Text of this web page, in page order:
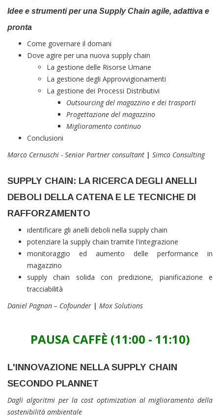
Idee e strumenti per una Supply Chain agile, adattiva e
pronta
Come governare il domani
Dove agire per una nuova supply chain
La gestione delle Risorse Umane
La gestione degli Approvvigionamenti
La gestione dei Processi Distributivi
Outsourcing del magazzino e dei trasporti
Progettazione del magazzino
Miglioramento continuo
Conclusioni
Marco Cernuschi - Senior Partner consultant | Simco Consulting
SUPPLY CHAIN: LA RICERCA DEGLI ANELLI
DEBOLI DELLA CATENA E LE TECNICHE DI
RAFFORZAMENTO
identificare gli anelli deboli nella supply chain
potenziare la supply chain tramite l'integrazione
monitoraggio ed aumento delle performance in
magazzino
supply chain solida con predizione, pianificazione e
tracciabilità
Daniel Pagnan – Cofounder | Mox Solutions
PAUSA CAFFÈ (11:00 - 11:10)
L'INNOVAZIONE NELLA SUPPLY CHAIN
SECONDO PLANNET
Dagli algoritmi per la cost optimization al miglioramento della
sostenibilità ambientale